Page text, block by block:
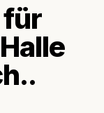
für